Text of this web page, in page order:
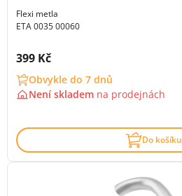
Flexi metla
ETA 0035 00060
Cena s DPH:
399 Kč
Obvykle do 7 dnů
Není skladem na prodejnách
Do košíku